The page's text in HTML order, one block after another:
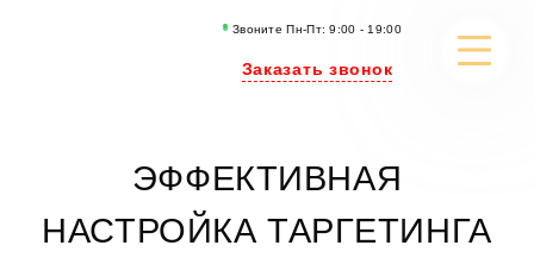
Звоните Пн-Пт: 9:00 - 19:00
Заказать звонок
РАЗРАБОТКА САЙТОВ
SEO-ПРОДВИЖЕНИЕ
ЭФФЕКТИВНАЯ
НАСТРОЙКА ТАРГЕТИНГА